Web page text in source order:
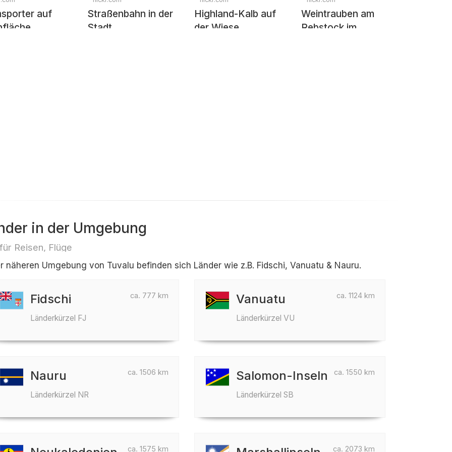
auf
Straßenbahn in der
Stadt
Highland-Kalb auf
der Wiese
Weintrauben am
Rebstock im
in der Umgebung
Reisen, Flüge
näheren Umgebung von Tuvalu befinden sich Länder wie z.B. Fidschi, Vanuatu & Nauru.
ca. 777 km
Fidschi
Länderkürzel FJ
ca. 1124 km
Vanuatu
Länderkürzel VU
ca. 1506 km
Nauru
Länderkürzel NR
ca. 1550 km
Salomon-Inseln
Länderkürzel SB
ca. 1575 km ca. 2073 km